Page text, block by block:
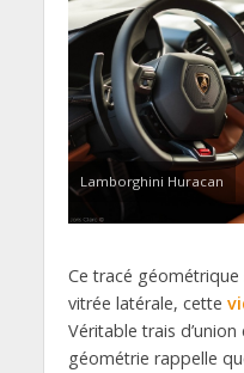
Lamborghini Huracan
Ce tracé
vitrée latérale, cette
Véritable trais
géométrie rappelle